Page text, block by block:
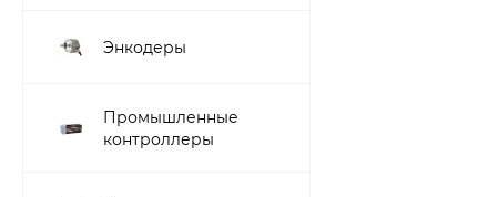
Энкодеры
Промышленные
контроллеры